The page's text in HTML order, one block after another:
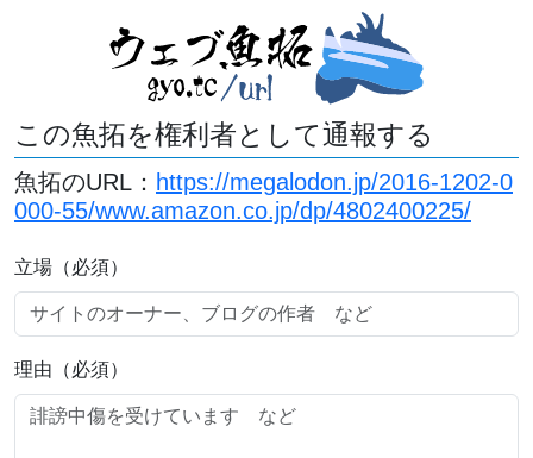
この魚拓を権利者として通報する
魚拓のURL： https://megalodon.jp/2016-1202-0
000-55/www.amazon.co.jp/dp/4802400225/
立場（必須）
理由（必須）